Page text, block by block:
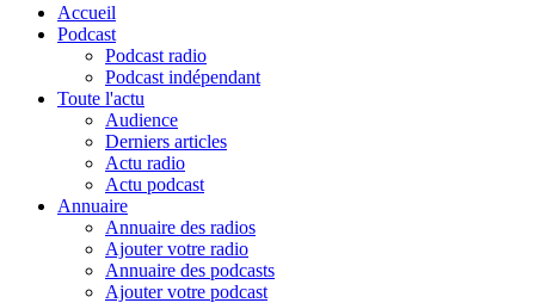
Accueil
Podcast
Podcast radio
Podcast indépendant
Toute l'actu
Audience
Derniers articles
Actu radio
Actu podcast
Annuaire
Annuaire des radios
Ajouter votre radio
Annuaire des podcasts
Ajouter votre podcast